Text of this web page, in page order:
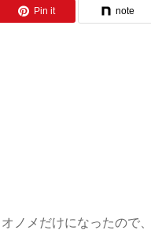
Pin it note
ノメだけになったので、